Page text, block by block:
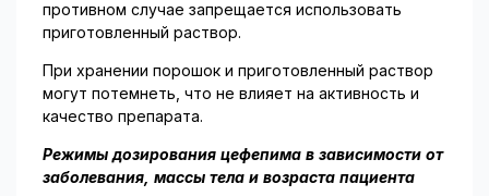
противном случае запрещается использовать
приготовленный раствор.
При хранении порошок и приготовленный раствор
могут потемнеть, что не влияет на активность и
качество препарата.
Режимы дозирования цефепима в зависимости от
заболевания, массы тела и возраста пациента